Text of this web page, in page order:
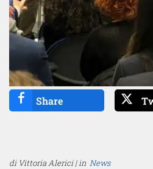
Share
di Vittoria Alerici | in News